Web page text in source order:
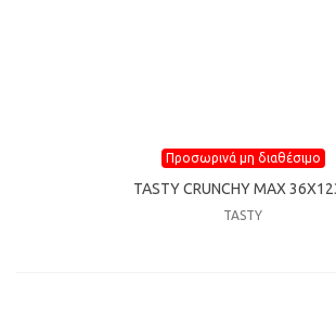
Προσωρινά μη διαθέσιμο
TASTY CRUNCHY MAX
TASTY